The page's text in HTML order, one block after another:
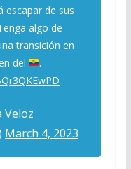
escapar de sus
algo de
transición en
del
.
Veloz
March 4, 2023